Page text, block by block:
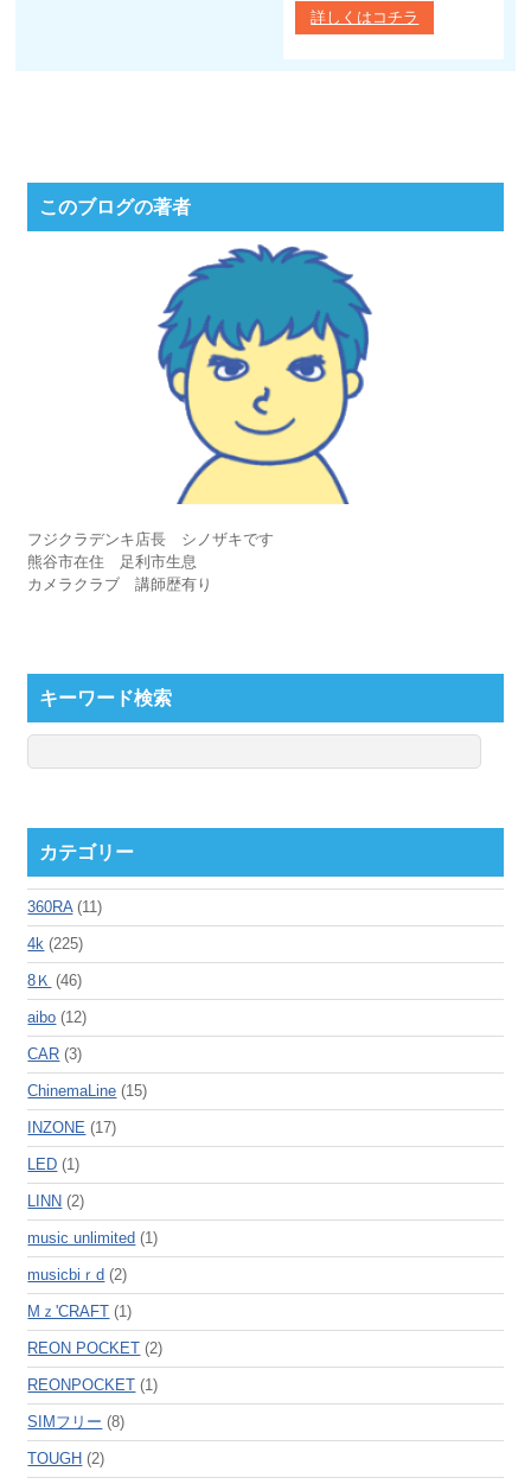
詳しくはコチラ
このブログの著者
フジクラデンキ店長 シノザキです
熊谷市在住 足利市生息
カメラクラブ 講師歴有り
キーワード検索
カテゴリー
360RA (11)
4k (225)
8Ｋ (46)
aibo (12)
CAR (3)
ChinemaLine (15)
INZONE (17)
LED (1)
LINN (2)
music unlimited (1)
musicbiｒd (2)
Mｚ'CRAFT (1)
REON POCKET (2)
REONPOCKET (1)
SIMフリー (8)
TOUGH (2)